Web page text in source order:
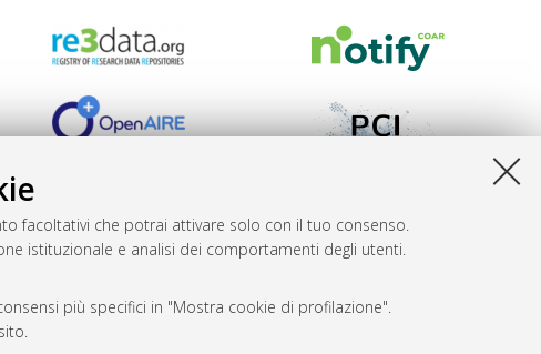
facoltativi che potrai attivare solo con il tuo consenso.
istituzionale e analisi dei comportamenti degli utenti.
più specifici in "Mostra cookie di profilazione".